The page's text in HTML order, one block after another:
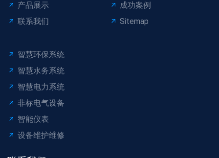
产品展示
成功案例
联系我们
Sitemap
智慧环保系统
智慧水务系统
智慧电力系统
非标电气设备
智能仪表
设备维护维修